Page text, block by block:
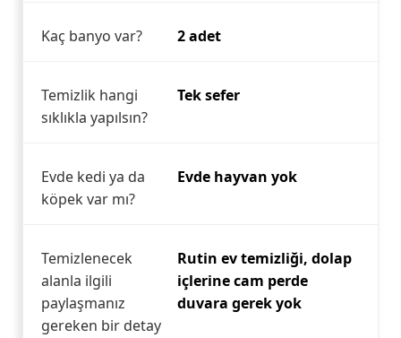
Kaç banyo var? 2 adet
Temizlik hangi
sıklıkla yapılsın?
Tek sefer
Evde kedi ya da
köpek var mı?
Evde hayvan yok
Temizlenecek
alanla ilgili
paylaşmanız
gereken bir detay
Rutin ev temizliği, dolap
içlerine cam perde
duvara gerek yok